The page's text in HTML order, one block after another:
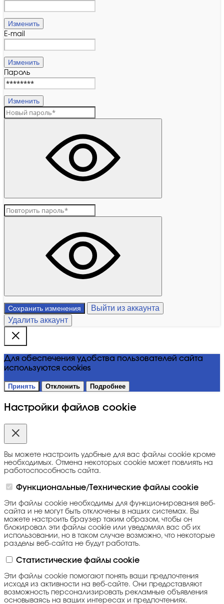
Изменить
E-mail
Изменить
Пароль
Изменить
Сохранить изменения
Выйти из аккаунта
Удалить аккаунт
Для обеспечения удобства пользователей сайта
используются cookies
Принять Отклонить Подробнее
Настройки файлов cookie
Вы можете настроить удобные для вас файлы cookie кроме
необходимых. Отмена некоторых cookie может повлиять на
работоспособность сайта.
Функциональные/Технические файлы cookie
Эти файлы cookie необходимы для функционирования веб-
сайта и не могут быть отключены в наших системах. Вы
можете настроить браузер таким образом, чтобы он
блокировал эти файлы cookie или уведомлял вас об их
использовании, но в таком случае возможно, что некоторые
разделы веб-сайта не будут работать.
Статистические файлы cookie
Эти файлы cookie помогают понять ваши предпочтения
исходя из активности на веб-сайте. Они предоставляют
возможность персонализировать рекламные объявления
основываясь на ваших интересах и предпочтениях.